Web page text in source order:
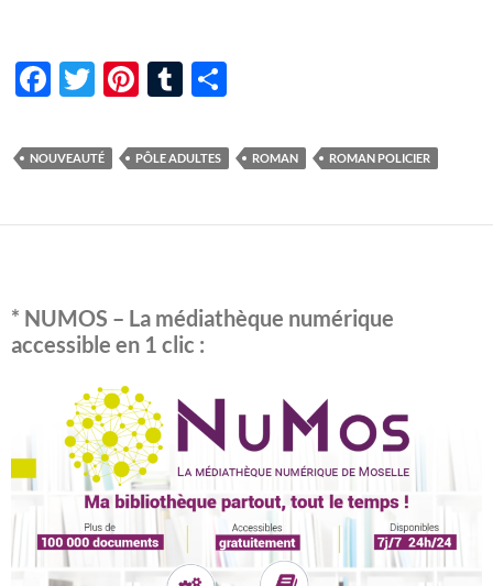
F
e
b
o
T
itt
er
Pi
er
es
t
T
m
bl
r
ta
g
er
NOUVEAUTÉ PÔLE ADULTES ROMAN ROMAN POLICIER
* NUMOS – La médiathèque numérique
accessible en 1 clic :